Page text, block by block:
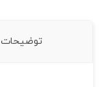
توضیحات